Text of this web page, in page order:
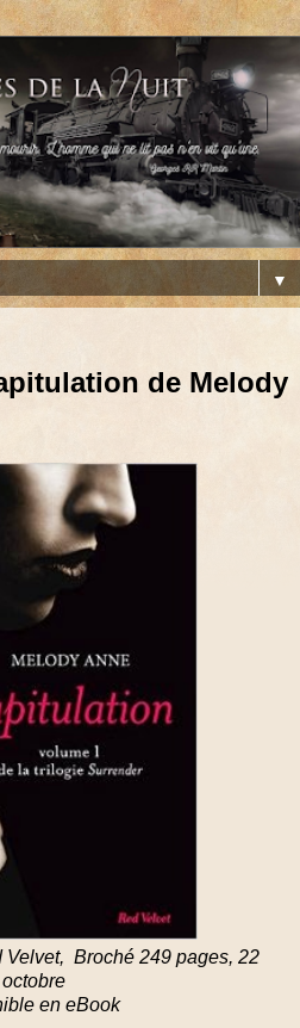
▼
de Melody
Velvet, Broché 249 pages, 22
octobre
en eBook